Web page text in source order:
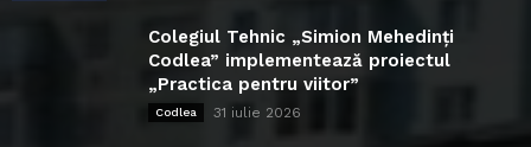
Colegiul Tehnic „Simion Mehedinți
Codlea” implementează proiectul
„Practica pentru viitor”
Codlea 31 iulie 2026